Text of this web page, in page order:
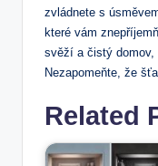
zvládnete s
které vám
svěží a čistý domov,
Nezapomeňte, že
Related